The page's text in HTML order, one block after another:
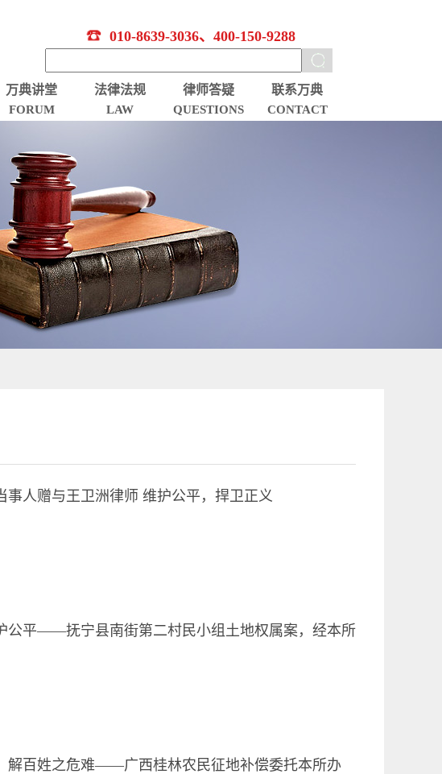
010-8639-3036、400-150-9288
万典讲堂
FORUM
法律法规
LAW
律师答疑
QUESTIONS
联系万典
CONTACT
事人赠与王卫洲律师 维护公平，捍卫正义
公平——抚宁县南街第二村民小组土地权属案，经本所
解百姓之危难——广西桂林农民征地补偿委托本所办